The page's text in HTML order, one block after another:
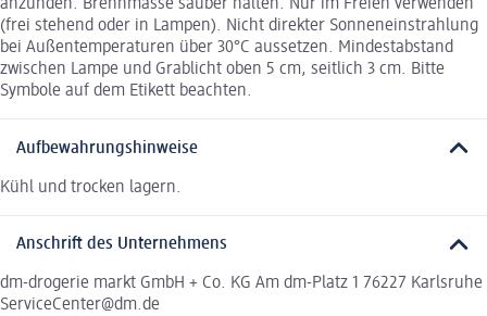
anzünden. Brennmasse sauber halten. Nur im Freien verwenden
(frei stehend oder in Lampen). Nicht direkter Sonneneinstrahlung
bei Außentemperaturen über 30°C aussetzen. Mindestabstand
zwischen Lampe und Grablicht oben 5 cm, seitlich 3 cm. Bitte
Symbole auf dem Etikett beachten.
Aufbewahrungshinweise
Kühl und trocken lagern.
Anschrift des Unternehmens
dm-drogerie markt GmbH + Co. KG Am dm-Platz 1 76227 Karlsruhe
ServiceCenter@dm.de